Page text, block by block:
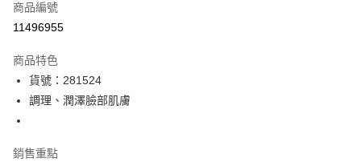
信用卡一次付款
LINE Pay
Apple Pay
商品編號
11496955
商品特色
貨號：281524
調理、潤澤臉部肌膚
銷售重點